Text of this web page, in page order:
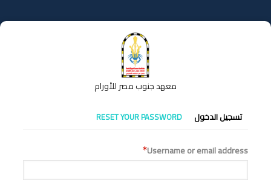
إلى
المحتوى
معهد جنوب مصر للأورام
التبويبات
الأساسية
تسجيل الدخول RESET YOUR PASSWORD
Username or email address